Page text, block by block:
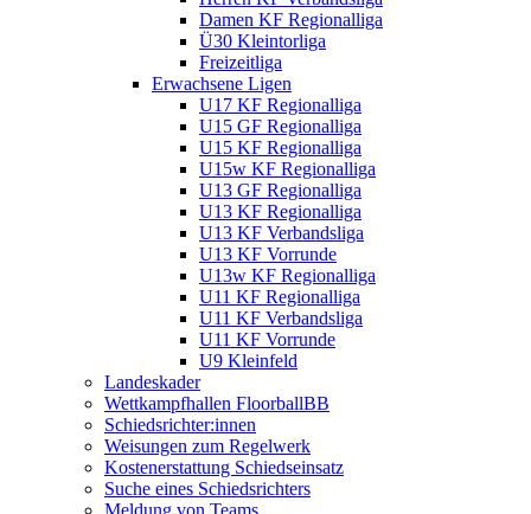
Damen KF Regionalliga
Ü30 Kleintorliga
Freizeitliga
Erwachsene Ligen
U17 KF Regionalliga
U15 GF Regionalliga
U15 KF Regionalliga
U15w KF Regionalliga
U13 GF Regionalliga
U13 KF Regionalliga
U13 KF Verbandsliga
U13 KF Vorrunde
U13w KF Regionalliga
U11 KF Regionalliga
U11 KF Verbandsliga
U11 KF Vorrunde
U9 Kleinfeld
Landeskader
Wettkampfhallen FloorballBB
Schiedsrichter:innen
Weisungen zum Regelwerk
Kostenerstattung Schiedseinsatz
Suche eines Schiedsrichters
Meldung von Teams